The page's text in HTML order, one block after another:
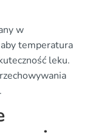
w
temperatura
leku.